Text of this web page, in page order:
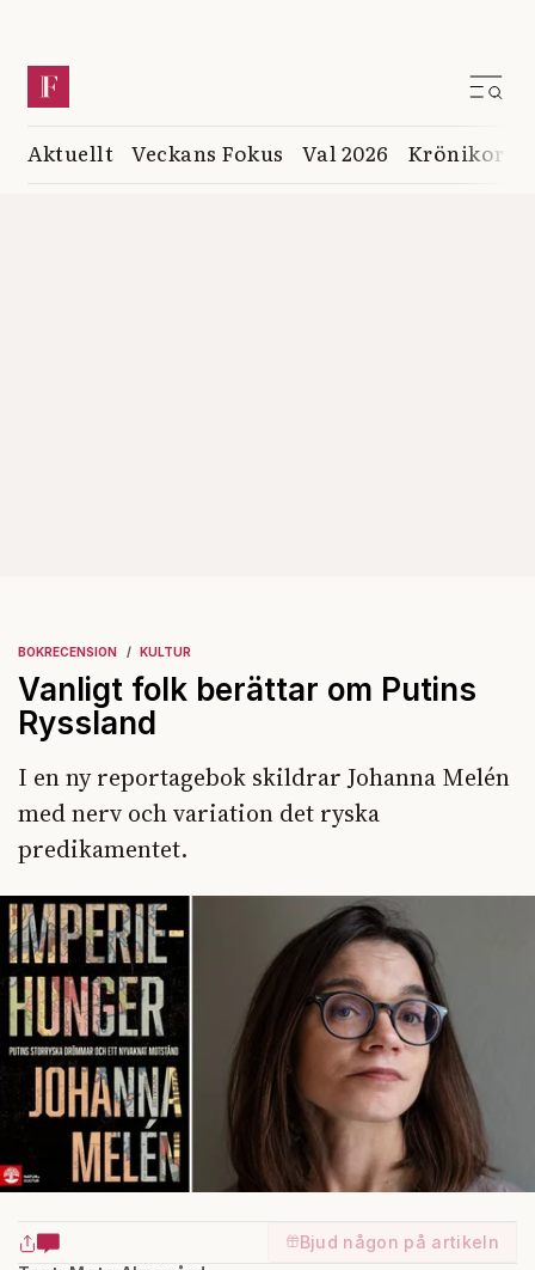
Aktuellt Veckans Fokus Val 2026 Krönikor
BOKRECENSION KULTUR
Vanligt folk berättar om Putins
Ryssland
I en ny reportagebok skildrar Johanna Melén
med nerv och variation det ryska
predikamentet.
Bjud någon på artikeln